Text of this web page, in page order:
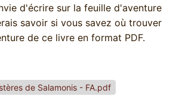
d'écrire sur la feuille d'aventure
savoir si vous savez où trouver
de ce livre en format PDF.
de Salamonis - FA.pdf